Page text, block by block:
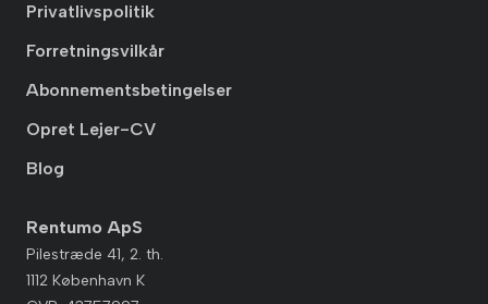
Privatlivspolitik
Forretningsvilkår
Abonnementsbetingelser
Opret Lejer-CV
Blog
Rentumo ApS
Pilestræde 41, 2. th.
1112 København K